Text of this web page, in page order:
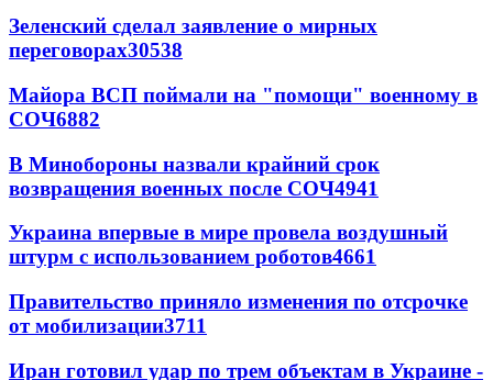
Зеленский сделал заявление о мирных
переговорах30538
Майора ВСП поймали на "помощи" военному в
СОЧ6882
В Минобороны назвали крайний срок
возвращения военных после СОЧ4941
Украина впервые в мире провела воздушный
штурм с использованием роботов4661
Правительство приняло изменения по отсрочке
от мобилизации3711
Иран готовил удар по трем объектам в Украине -